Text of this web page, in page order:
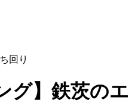
回り
グ】鉄茨のエ